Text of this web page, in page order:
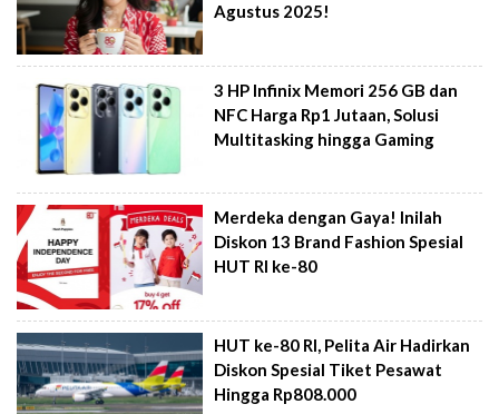
Agustus 2025!
3 HP Infinix Memori 256 GB dan
NFC Harga Rp1 Jutaan, Solusi
Multitasking hingga Gaming
Merdeka dengan Gaya! Inilah
Diskon 13 Brand Fashion Spesial
HUT RI ke-80
HUT ke-80 RI, Pelita Air Hadirkan
Diskon Spesial Tiket Pesawat
Hingga Rp808.000